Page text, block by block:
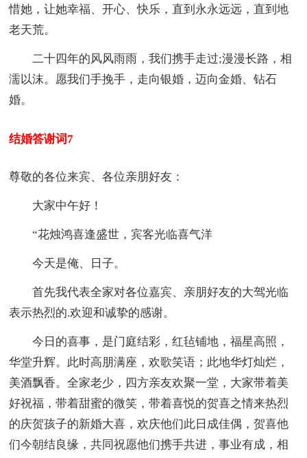
惜她，让她幸福、开心、快乐，直到永永远远，直到地
老天荒。
二十四年的风风雨雨，我们携手走过;漫漫长路，相
濡以沫。愿我们手挽手，走向银婚，迈向金婚、钻石
婚。
结婚答谢词7
尊敬的各位来宾、各位亲朋好友：
大家中午好！
“花烛鸿喜逢盛世，宾客光临喜气洋
今天是俺、日子。
首先我代表全家对各位嘉宾、亲朋好友的大驾光临
表示热烈的.欢迎和诚挚的感谢。
今日的喜事，是门庭结彩，红毡铺地，福星高照，
华堂升辉。此时高朋满座，欢歌笑语；此地华灯灿烂，
美酒飘香。全家老少，四方亲友欢聚一堂，大家带着美
好祝福，带着甜蜜的微笑，带着喜悦的贺喜之情来热烈
的庆贺孩子的新婚大喜，欢庆他们此日成佳偶，贺喜他
们今朝结良缘，共同祝愿他们携手共进，事业有成，相